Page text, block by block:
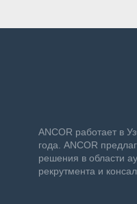
ANСOR работает в
года. ANCOR
решения в области
рекрутмента и